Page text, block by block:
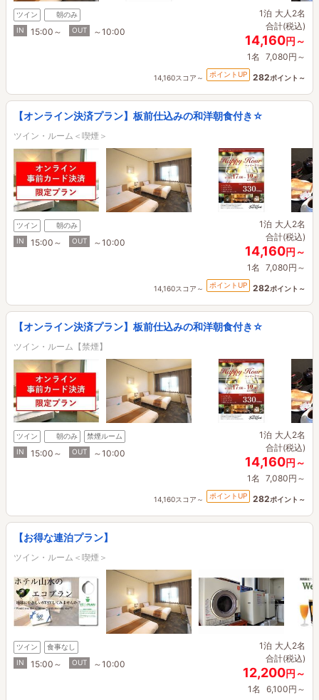
ツイン
朝のみ
IN
15:00～ OUT ～10:00
1泊 大人2名
合計(税込)
14,160円～
1名 7,080円～
14,160スコア～ ポイントUP 282ポイント～
【オンライン決済プラン】板前仕込みの和洋朝食付き☆
ツイン・ルーム＜喫煙＞
ツイン
朝のみ
IN
15:00～ OUT ～10:00
1泊 大人2名
合計(税込)
14,160円～
1名 7,080円～
14,160スコア～ ポイントUP 282ポイント～
【オンライン決済プラン】板前仕込みの和洋朝食付き☆
ツイン・ルーム【禁煙】
ツイン 朝のみ
禁煙ルーム
IN
15:00～ OUT ～10:00
1泊 大人2名
合計(税込)
14,160円～
1名 7,080円～
14,160スコア～ ポイントUP 282ポイント～
【お得な連泊プラン】
ツイン・ルーム＜喫煙＞
ツイン
食事なし
IN
15:00～ OUT ～10:00
1泊 大人2名
合計(税込)
12,200円～
1名 6,100円～